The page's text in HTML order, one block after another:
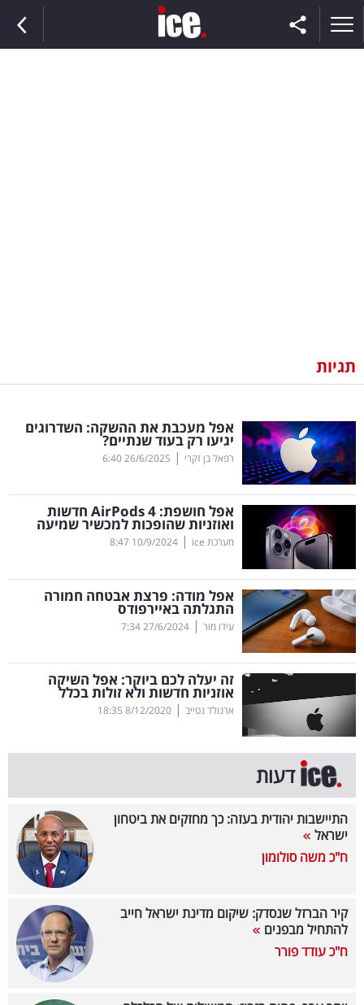
וצרכנות
דיגיטל
וטק
שיווק
ופרסום
משפט
מדדים
ומחקרים
דעות
רכילות
עסקית
קריפטו
ויראלי
טלוויזיה
קריירה
תגיות
אפל מעכבת את ההשקה: השדרוגים
יגיעו רק בעוד שנתיים?
רפאל בן זקרי |
26/6/2025
6:40
אפל חושפת: AirPods 4 חדשות
ואוזניות שהופכות למכשיר שמיעה
מערכת ice |
10/9/2024
8:47
אפל מודה: פרצת אבטחה חמורה
התגלתה באיירפודס
עידו מור |
27/6/2024
7:34
זה יעלה לכם ביוקר: אפל השיקה
אוזניות חדשות ולא זולות בכלל
ארנולד נטייב |
8/12/2020
18:35
דעות
התיישבות יהודית בעזה: כך מחזקים את ביטחון
ישראל
ח"כ משה סולומון
קיר הברזל שנסדק: שיקום מדינת ישראל חייב
להתחיל מבפנים
ח"כ עודד פורר